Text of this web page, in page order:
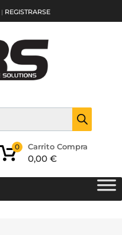
| REGISTRARSE
Carrito Compra
0,00 €
0